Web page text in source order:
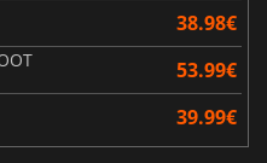
38.98€
53.99€
39.99€